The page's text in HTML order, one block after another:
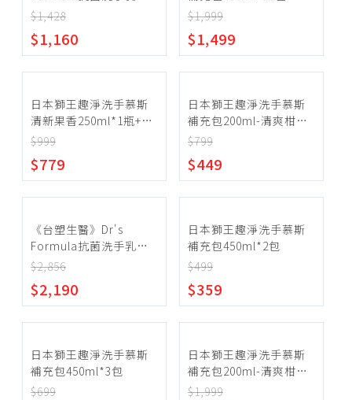
500g(12瓶)
$1,428
$1,160
$1,999
$1,499
日本獅王趣淨洗手慕斯
清新果香250ml*1瓶+補
充包450ml*5包
$999
$779
日本獅王趣淨洗手慕斯
補充包200ml-清爽柑橘
*6包
$799
$449
《台塑生醫》Dr's
Formula抗菌洗手乳
500g(24瓶)
$2,856
$2,190
日本獅王趣淨洗手慕斯
補充包450ml*2包
$499
$359
日本獅王趣淨洗手慕斯
補充包450ml*3包
$699
日本獅王趣淨洗手慕斯
補充包200ml-清爽柑橘
*20包
$1,999